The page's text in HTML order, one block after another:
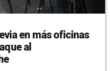
en más oficinas
al